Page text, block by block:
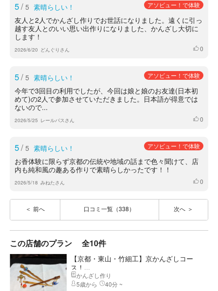
5/ 5 素晴らしい！ アソビュー！で体験
友人と2人でかんざし作りでお世話になりました。遠くに引っ
越す友人とのいい思い出作りになりました、かんざし大切に
します！
2026/6/20 どんぐりさん いいね
0
5/ 5 素晴らしい！ アソビュー！で体験
今年で3回目の利用でしたが、今回は娘と娘のお友達(日本初
めて)の2人で参加させていただきました。日本語が得意では
ないので...
2026/5/25 レールパスさん いいね
0
5/ 5 素晴らしい！ アソビュー！で体験
お香体験に限らず京都の伝統や地域の話まで色々聞けて、店
内も純和風の趣ある作りで素晴らしかったです！！
2026/5/18 みねたさん いいね
0
前へ 口コミ一覧（338） 次へ
この店舗のプラン 全10件
【京都・東山・竹細工】京かんざしコー
ス！...
かんざし作り
5歳から
40分 ~